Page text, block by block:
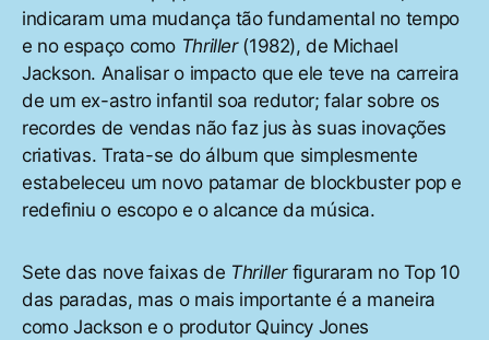
indicaram uma mudança tão fundamental no tempo
e no espaço como Thriller(1982), de Michael
Jackson. Analisar o impacto que ele teve na carreira
de um ex-astro infantil soa redutor; falar sobre os
recordes de vendas não faz jus às suas inovações
criativas. Trata-se do álbum que simplesmente
estabeleceu um novo patamar de blockbuster pop e
redefiniu o escopo e o alcance da música.
Sete das nove faixas de Thrillerfiguraram no Top 10
das paradas, mas o mais importante é a maneira
como Jackson e o produtor Quincy Jones